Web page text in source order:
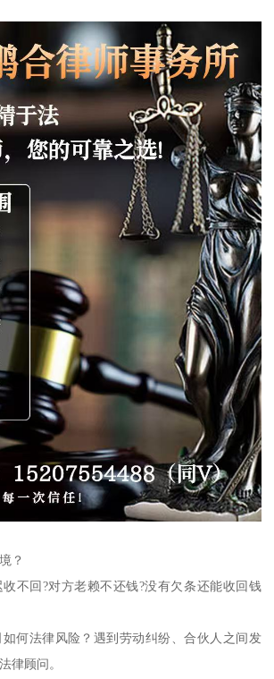
？
不回?对方老赖不还钱?没有欠条还能收回钱
何法律风险？遇到劳动纠纷、合伙人之间发
律顾问。